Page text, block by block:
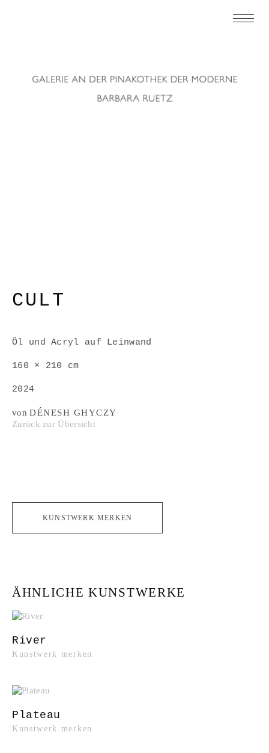
CULT
Öl und Acryl auf Leinwand
160 × 210 cm
2024
vonDÉNESH GHYCZY
Zurück zur Übersicht
KUNSTWERK MERKEN
ÄHNLICHE KUNSTWERKE
Kunstwerk merken
River
Kunstwerk merken
Plateau